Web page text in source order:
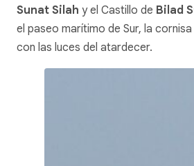
Sunat Silah y el Castillo de Bilad
el paseo marítimo de Sur, la
con las luces del atardecer.